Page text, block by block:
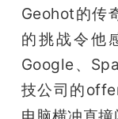
Geohot的传
的挑战令他
Google、
技公司的